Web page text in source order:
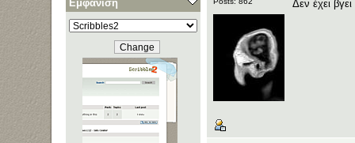
Εμφάνιση Δεν έχει